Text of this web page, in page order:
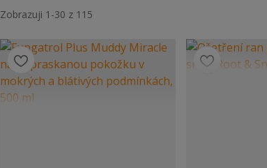
Zobrazuji 1-30 z 115